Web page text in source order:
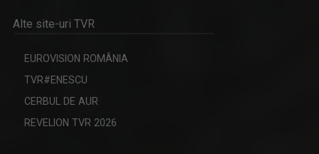
Alte site-uri TVR
EUROVISION ROMÂNIA
TVR#ENESCU
CERBUL DE AUR
REVELION TVR 2026